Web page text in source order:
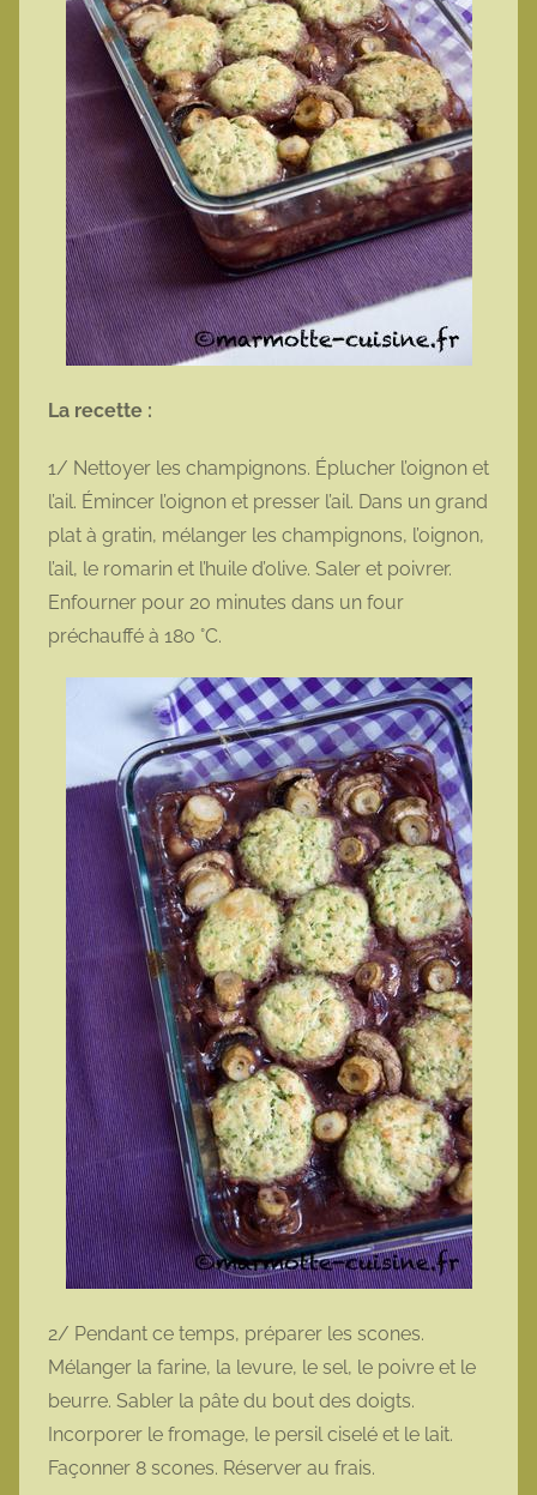
La recette :
1/ Nettoyer les champignons. Éplucher l’oignon et
l’ail. Émincer l’oignon et presser l’ail. Dans un grand
plat à gratin, mélanger les champignons, l’oignon,
l’ail, le romarin et l’huile d’olive. Saler et poivrer.
Enfourner pour 20 minutes dans un four
préchauffé à 180 °C.
2/ Pendant ce temps, préparer les scones.
Mélanger la farine, la levure, le sel, le poivre et le
beurre. Sabler la pâte du bout des doigts.
Incorporer le fromage, le persil ciselé et le lait.
Façonner 8 scones. Réserver au frais.